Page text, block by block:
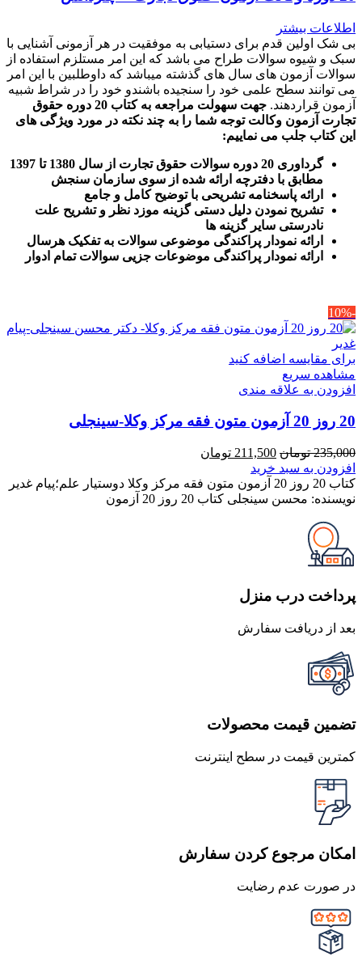
اطلاعات بیشتر
بی شک اولین قدم برای دستیابی به موفقیت در هر آزمونی آشنایی با
سبک و شیوه سوالات طراح می باشد که این امر مستلزم استفاده از
سوالات آزمون های سال های گذشته میباشد که داوطلبین با این امر
می توانند سطح علمی خود را سنجیده باشندو خود را در شراط شبیه
آزمون قراردهند.
جهت سهولت مراجعه به کتاب 20 دوره حقوق
تجارت آزمون وکالت توجه شما را به چند نکته در مورد ویژگی های
این کتاب جلب می نماییم:
گرداوری 20 دوره سوالات حقوق تجارت از سال 1380 تا 1397
مطابق با دفترچه ارائه شده از سوی سازمان سنجش
ارائه پاسخنامه تشریحی با توضیح کامل و جامع
تشریح نمودن دلیل دستی گزینه موزد نظر و تشریح علت
نادرستی سایر گزینه ها
ارائه نمودار پراکندگی موضوعی سوالات به تفکیک هرسال
رائه نمودار پراکندگی موضوعات جزیی سوالات تمام ادوار
-10%
برای مقایسه اضافه کنید
مشاهده سریع
افزودن به علاقه مندی
20 روز 20 آزمون متون فقه مرکز وکلا-سینجلی
235,000 تومان قیمت
اصلی
235,000 تومان
بود.
211,500 تومان
211,500 تومان
است.
افزودن به سبد خرید
کتاب 20 روز 20 آزمون متون فقه مرکز وکلا دوستیار علم؛پیام غدیر
نویسنده: محسن سینجلی کتاب 20 روز 20 آزمون
پرداخت درب منزل
بعد از دریافت سفارش
تضمین قیمت محصولات
کمترین قیمت در سطح اینترنت
امکان مرجوع کردن سفارش
در صورت عدم رضایت